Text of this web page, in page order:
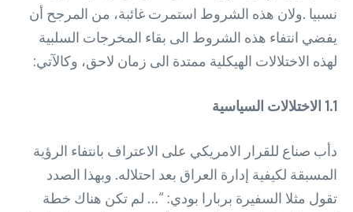
نسبيا .ولان هذه الشروط استمرت غائبة، من المرجح أن
يفضي انتفاء هذه الشروط الى بقاء المخرجات السلبية
لهذه الاختلالات الهيكلية ممتدة الى زمان لاحق، وكالآتي:
1.1 الاختلالات السياسية
دأب صناع للقرار الامريكي على الاعتراف بانتفاء الرؤية
المسبقة لكيفية إدارة العراق بعد احتلاله. وبهذا الصدد
تقول مثلا السفيرة بربارا بودي: “… لم تكن هناك خطة